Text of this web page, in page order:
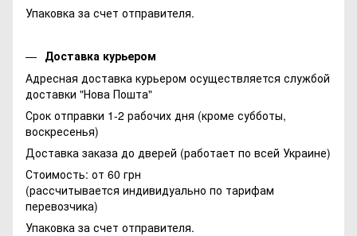
Упаковка за счет отправителя.
Доставка курьером
Адресная доставка курьером осуществляется службой
доставки "Нова Пошта"
Срок отправки 1-2 рабочих дня (кроме субботы,
воскресенья)
Доставка заказа до дверей (работает по всей Украине)
Стоимость: от 60 грн
(рассчитывается индивидуально по тарифам
перевозчика)
Упаковка за счет отправителя.